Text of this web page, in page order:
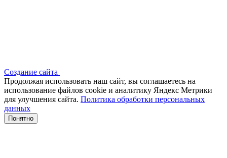
Создание сайта
Продолжая использовать наш сайт, вы соглашаетесь на
использование файлов сооkіе и аналитику Яндекс Метрики
для улучшения сайта. Политика обработки персональных
данных
Понятно